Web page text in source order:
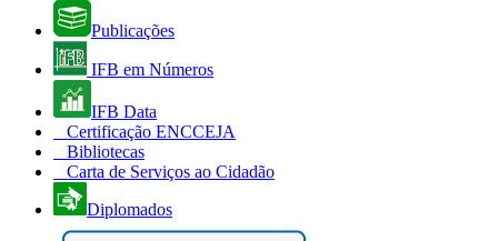
Publicações
IFB em Números
IFB Data
Certificação ENCCEJA
Bibliotecas
Carta de Serviços ao Cidadão
Diplomados